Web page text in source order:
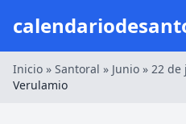
Inicio » Santoral » Junio » 22 de
Verulamio